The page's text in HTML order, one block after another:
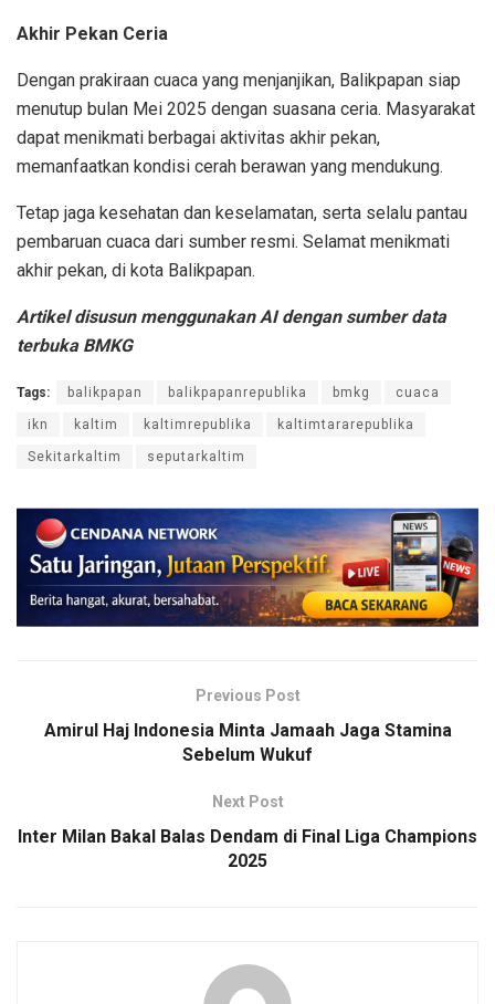
Akhir Pekan Ceria
Dengan prakiraan cuaca yang menjanjikan, Balikpapan siap
menutup bulan Mei 2025 dengan suasana ceria. Masyarakat
dapat menikmati berbagai aktivitas akhir pekan,
memanfaatkan kondisi cerah berawan yang mendukung.
Tetap jaga kesehatan dan keselamatan, serta selalu pantau
pembaruan cuaca dari sumber resmi. Selamat menikmati
akhir pekan, di kota Balikpapan.
Artikel disusun menggunakan AI dengan sumber data
terbuka BMKG
Tags: balikpapan balikpapanrepublika bmkg cuaca
ikn kaltim kaltimrepublika kaltimtararepublika
Sekitarkaltim seputarkaltim
Previous Post
Amirul Haj Indonesia Minta Jamaah Jaga Stamina
Sebelum Wukuf
Next Post
Inter Milan Bakal Balas Dendam di Final Liga Champions
2025